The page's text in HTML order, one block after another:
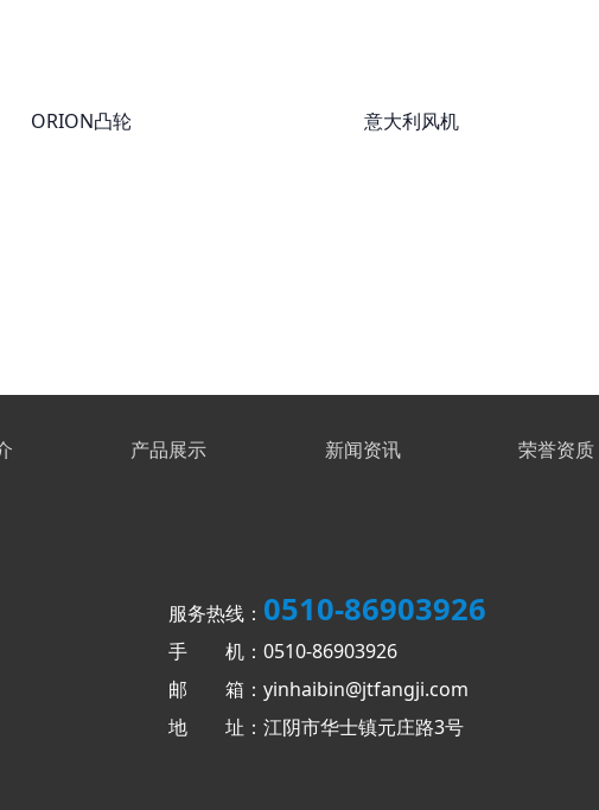
ORION凸轮 意大利风机
产品展示 新闻资讯 荣誉资质
服务热线： 0510-86903926
手 机：0510-86903926
邮 箱：yinhaibin@jtfangji.com
地 址：江阴市华士镇元庄路3号